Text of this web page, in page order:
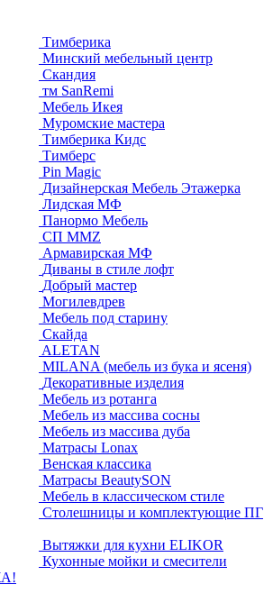
Тимберика
Минский мебельный центр
Скандия
тм SanRemi
Мебель Икея
Муромские мастера
Тимберика Кидс
Тимберс
Pin Magic
Дизайнерская Мебель Этажерка
Лидская МФ
Панормо Мебель
СП ММZ
Армавирская МФ
Диваны в стиле лофт
Добрый мастер
Могилевдрев
Мебель под старину
Скайда
ALETAN
MILANA (мебель из бука и ясеня)
Декоративные изделия
Мебель из ротанга
Мебель из массива сосны
Мебель из массива дуба
Матрасы Lonax
Венская классика
Матрасы BeautySON
Мебель в классическом стиле
Столешницы и комплектующие ПГ
Вытяжки для кухни ELIKOR
Кухонные мойки и смесители